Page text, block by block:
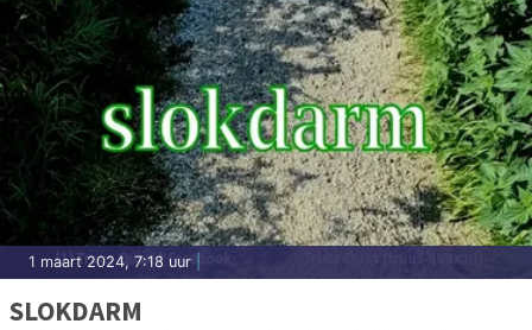
1 maart 2024, 7:18 uur
SLOKDARM